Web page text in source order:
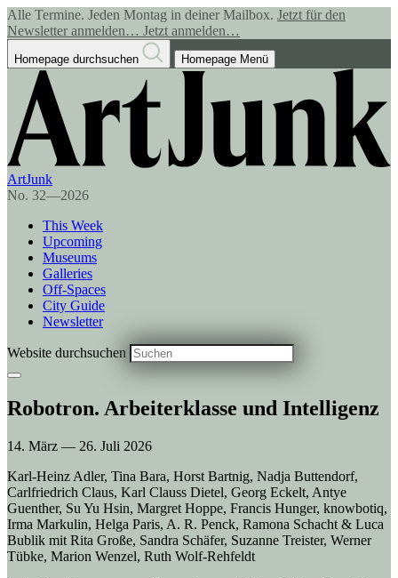
Alle Termine. Jeden Montag in deiner Mailbox. Jetzt für den
Newsletter anmelden… Jetzt anmelden…
Homepage durchsuchen Homepage Menü
ArtJunk
No. 32—2026
This Week
Upcoming
Museums
Galleries
Off-Spaces
City Guide
Newsletter
Website durchsuchen
Robotron. Arbeiterklasse und Intelligenz
14. März — 26. Juli 2026
Karl-Heinz Adler, Tina Bara, Horst Bartnig, Nadja Buttendorf,
Carlfriedrich Claus, Karl Clauss Dietel, Georg Eckelt, Antye
Guenther, Su Yu Hsin, Margret Hoppe, Francis Hunger, knowbotiq,
Irma Markulin, Helga Paris, A. R. Penck, Ramona Schacht & Luca
Bublik mit Rita Große, Sandra Schäfer, Suzanne Treister, Werner
Tübke, Marion Wenzel, Ruth Wolf-Rehfeldt